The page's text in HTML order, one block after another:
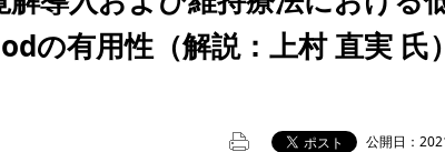
の有用性（解説：上村 直実 氏
公開日：